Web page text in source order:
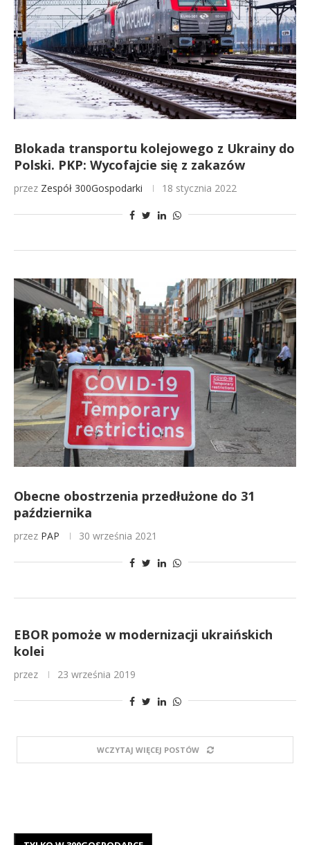
Blokada transportu kolejowego z Ukrainy do
Polski. PKP: Wycofajcie się z zakazów
przez Zespół 300Gospodarki 18 stycznia 2022
Obecne obostrzenia przedłużone do 31
października
przez PAP 30 września 2021
EBOR pomoże w modernizacji ukraińskich
kolei
przez 23 września 2019
WCZYTAJ WIĘCEJ POSTÓW